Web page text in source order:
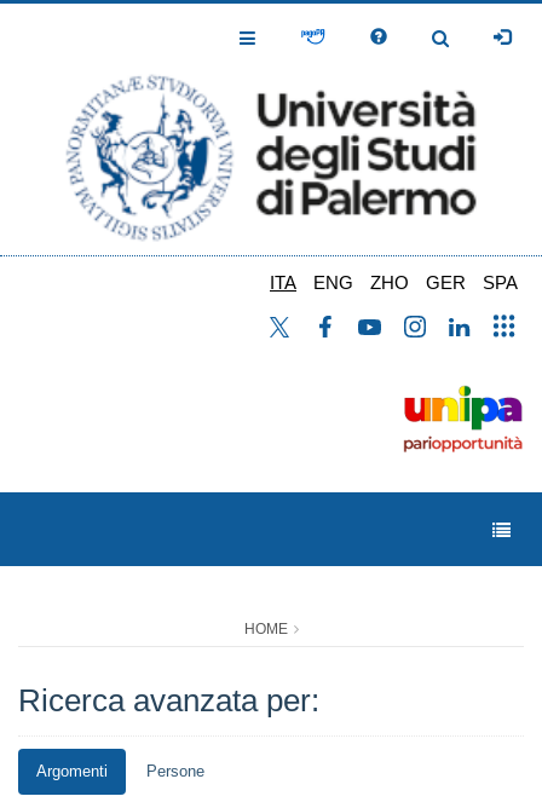
Toggle
Toggle
ITA ENG ZHO GER SPA
HOME
Ricerca avanzata per:
Argomenti Persone